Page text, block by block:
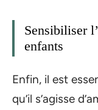
Sensibiliser
enfants
Enfin, il est
qu’il s’agisse